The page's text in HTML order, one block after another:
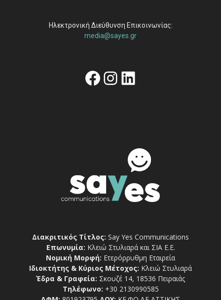
Ηλεκτρονική Διεύθυνση Επικοινωνίας:
media@sayes.gr
Facebook
Instagram
Linkedin
Διακριτικός Τίτλος: Say Yes Communications
Επωνυμία: Κλειώ Στυλιαρά και ΣΙΑ Ε.Ε.
Νομική Μορφή: Ετερόρρυθμη Εταιρεία
Ιδιοκτήτης & Κύριος Μέτοχος: Κλειώ Στυλιαρά
Έδρα & Γραφεία: Σκουζέ 14, 18536 Πειραιάς
Τηλέφωνο: +30 2130990585